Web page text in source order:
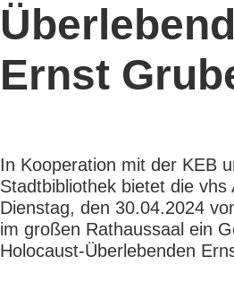
Ernst
In Kooperation mit der KEB
Stadtbibliothek bietet die vhs
Dienstag, den 30.04.2024
im großen Rathaussaal ein
Holocaust-Überlebenden